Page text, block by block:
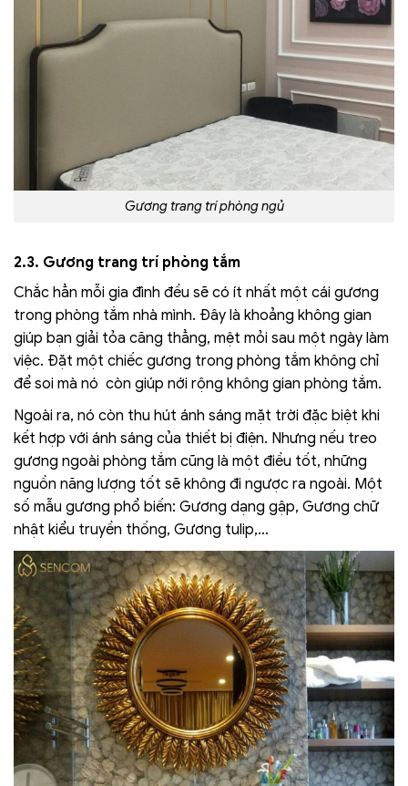
Gương trang trí phòng ngủ
2.3. Gương trang trí phòng tắm
Chắc hẳn mỗi gia đình đều sẽ có ít nhất một cái gương
trong phòng tắm nhà mình. Đây là khoảng không gian
giúp bạn giải tỏa căng thẳng, mệt mỏi sau một ngày làm
việc. Đặt một chiếc gương trong phòng tắm không chỉ
để soi mà nó còn giúp nới rộng không gian phòng tắm.
Ngoài ra, nó còn thu hút ánh sáng mặt trời đặc biệt khi
kết hợp với ánh sáng của thiết bị điện. Nhưng nếu treo
gương ngoài phòng tắm cũng là một điều tốt, những
nguồn năng lượng tốt sẽ không đi ngược ra ngoài. Một
số mẫu gương phổ biến: Gương dạng gập, Gương chữ
nhật kiểu truyền thống, Gương tulip,…